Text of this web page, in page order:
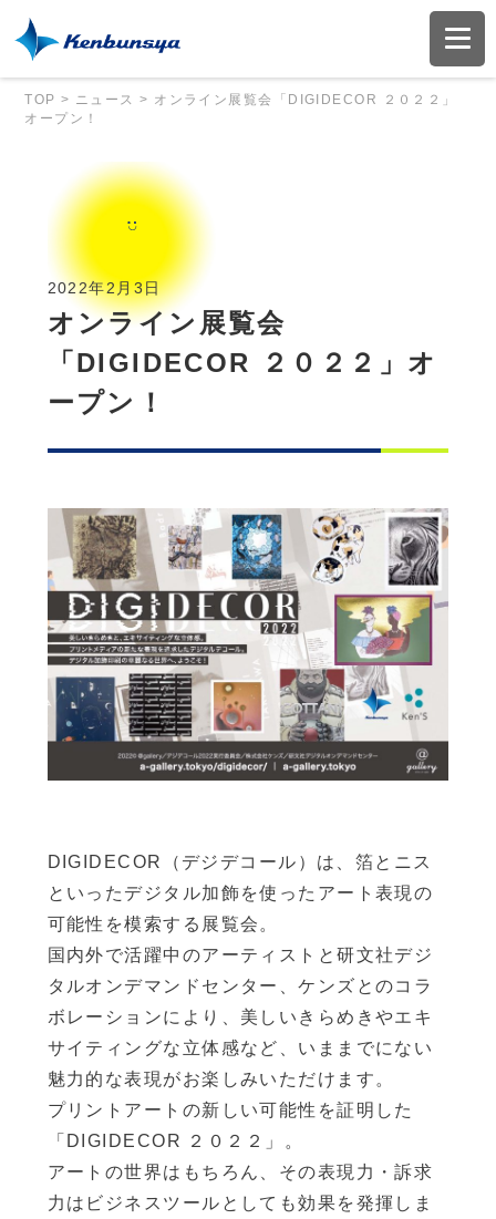
TOP > ニュース > オンライン展覧会「DIGIDECOR ２０２２」
オープン！
2022年2月3日
オンライン展覧会
「DIGIDECOR ２０２２」オ
ープン！
DIGIDECOR（デジデコール）は、箔とニス
といったデジタル加飾を使ったアート表現の
可能性を模索する展覧会。
国内外で活躍中のアーティストと研文社デジ
タルオンデマンドセンター、ケンズとのコラ
ボレーションにより、美しいきらめきやエキ
サイティングな立体感など、いままでにない
魅力的な表現がお楽しみいただけます。
プリントアートの新しい可能性を証明した
「DIGIDECOR ２０２２」。
アートの世界はもちろん、その表現力・訴求
力はビジネスツールとしても効果を発揮しま